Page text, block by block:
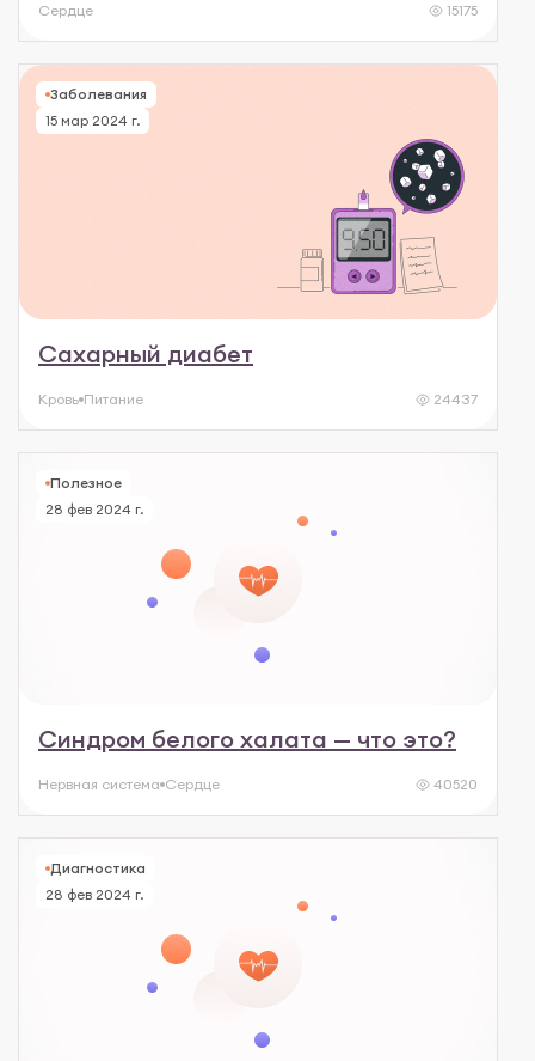
Сердце 15175
Заболевания
15 мар 2024 г.
Сахарный диабет
Кровь Питание 24437
Полезное
28 фев 2024 г.
Синдром белого халата — что это?
Нервная система Сердце 40520
Диагностика
28 фев 2024 г.